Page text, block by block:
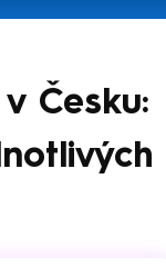
Česku: